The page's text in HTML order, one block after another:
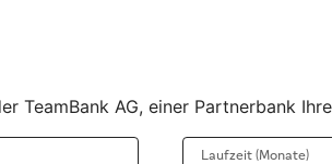
TeamBank AG, einer Partnerbank